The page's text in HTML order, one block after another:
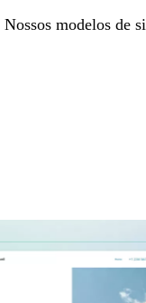
Nossos modelos de